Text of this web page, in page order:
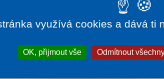
a noc, platba na místě.
na tomto webu
využívá cookies a dává ti
OK, přijmout vše Odmítnout